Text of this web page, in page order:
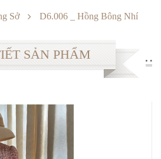
Sở D6.006 _ Hồng Bông Nhí
SẢN PHẨM